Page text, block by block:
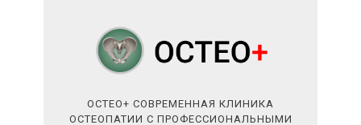
ОСТЕО+ СОВРЕМЕННАЯ КЛИНИКА
ОСТЕОПАТИИ С ПРОФЕССИОНАЛЬНЫМИ